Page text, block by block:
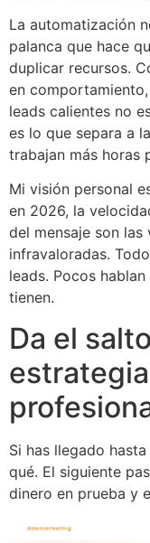
La automatización
palanca que hace
duplicar recursos.
en
leads calientes no
es lo que separa a
trabajan más horas
Mi visión personal
en 2026, la
del mensaje son
infravaloradas.
leads. Pocos
tienen.
Da el
Si has llegado
qué. El siguiente
dinero en prueba y